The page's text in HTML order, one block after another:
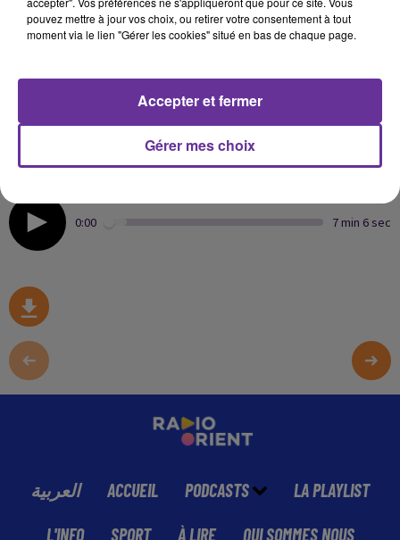
RADIO ORIENT SPORT
نخصصها كل يوم جمعة لأخبار كرة القدم المغربية التونسية
Bienvenue dans le journal du sport de Radio Orient
consacré tous les vendredis aux championnats de
0:00 7 min 6 sec
العربية ACCUEIL PODCASTS LA PLAYLIST
L'INFO SPORT À LIRE QUI SOMMES NOUS
pouvez mettre à jour vos choix, ou retirer votre consentement à tout
moment via le lien "Gérer les cookies" situé en bas de chaque page.
Gérer mes choix
Accepter et fermer